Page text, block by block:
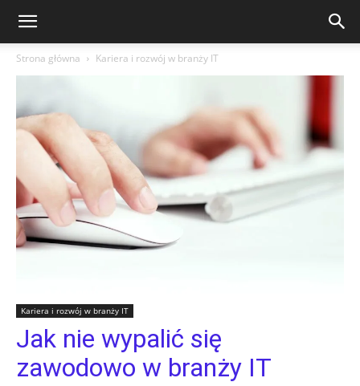
Strona główna Kariera i rozwój w branży IT
Kariera i rozwój w branży IT
Jak nie wypalić się
zawodowo w branży IT